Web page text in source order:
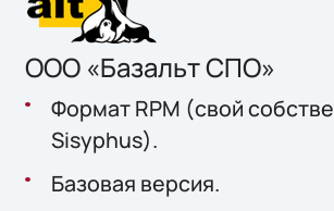
ООО «Базальт СПО»
Формат RPM (свой
Sisyphus).
Базовая версия.